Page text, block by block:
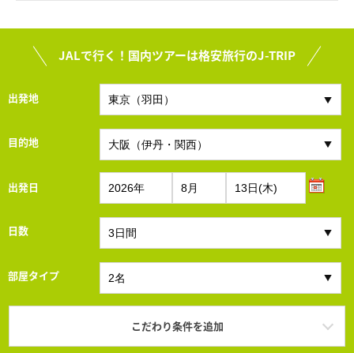
JALで行く！国内ツアーは格安旅行のJ-TRIP
出発地
目的地
出発日
日数
部屋タイプ
こだわり条件を追加